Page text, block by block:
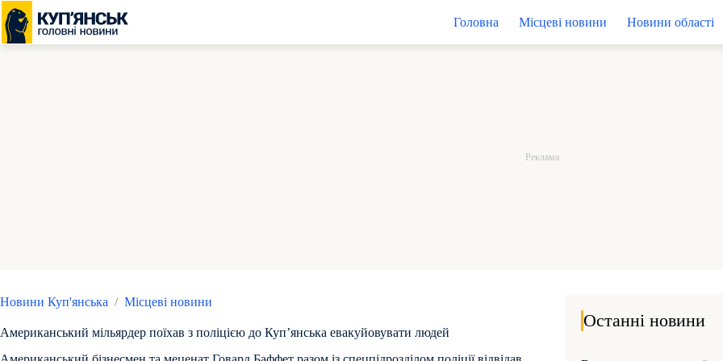
Перейти
до
вмісту
Головна Місцеві новини Новини області
Новини Куп'янська / Місцеві новини
Американський мільярдер поїхав з поліцією до Купʼянська евакуйовувати людей
Останні новини